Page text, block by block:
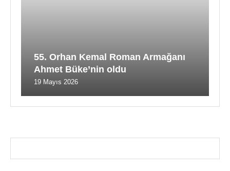
55. Orhan Kemal Roman Armağanı
Ahmet Büke’nin oldu
19 Mayıs 2026